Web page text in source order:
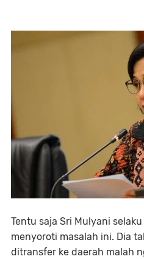
Tentu saja Sri Mulyani
menyoroti masalah ini. Dia
ditransfer ke daerah malah